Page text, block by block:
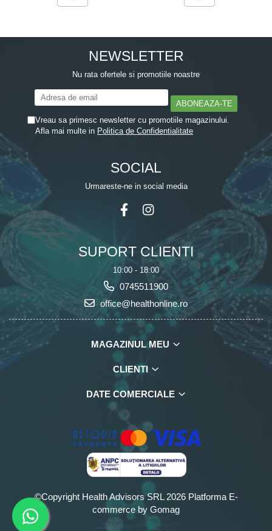
NEWSLETTER
Nu rata ofertele si promotiile noastre
Vreau sa primesc newsletter cu promotiile magazinului.
Afla mai multe in Politica de Confidentialitate
SOCIAL
Urmareste-ne in social media
SUPORT CLIENTI
10:00 - 18:00
0745511900
office@healthonline.ro
MAGAZINUL MEU
CLIENTI
DATE COMERCIALE
©Copyright Health Advisors SRL 2026 Platforma E-
commerce by Gomag